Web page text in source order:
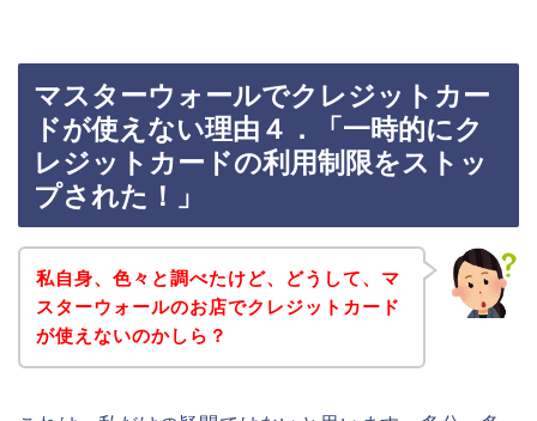
マスターウォールでクレジットカー
ドが使えない理由４．「一時的にク
レジットカードの利用制限をストッ
プされた！」
私自身、色々と調べたけど、どうして、マ
スターウォールのお店でクレジットカード
が使えないのかしら？